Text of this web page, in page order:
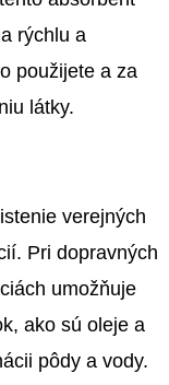
rýchlu a
použijete a za
látky.
verejných
Pri dopravných
umožňuje
ako sú oleje a
pôdy a vody.